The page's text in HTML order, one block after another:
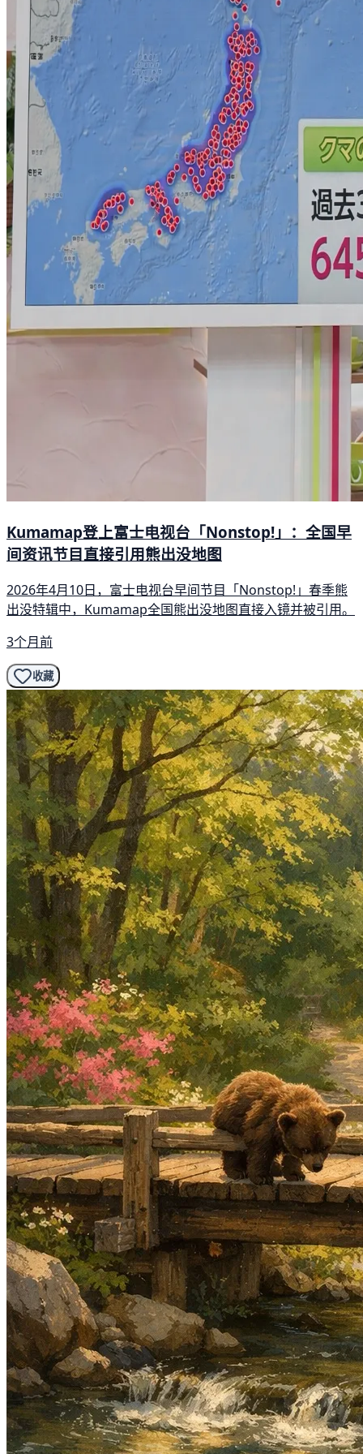
Kumamap登上富士电视台「Nonstop!」：全国早
间资讯节目直接引用熊出没地图
2026年4月10日，富士电视台早间节目「Nonstop!」春季熊
出没特辑中，Kumamap全国熊出没地图直接入镜并被引用。
3个月前
收藏